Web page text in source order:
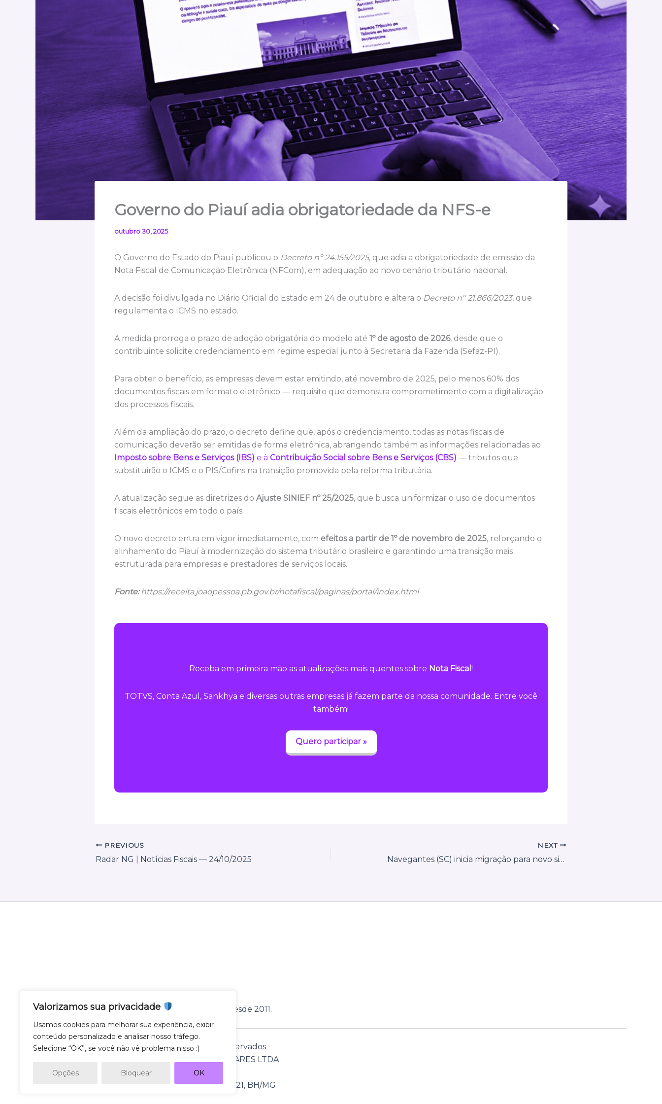
Valorizamos sua privacidade
Usamos cookies para melhorar sua experiência, exibir
conteúdo personalizado e analisar nosso tráfego.
Selecione “OK”, se você não vê problema nisso :)
Opções Bloquear OK
Governo do Piauí adia obrigatoriedade da NFS-e
outubro 30, 2025
O Governo do Estado do Piauí publicou o Decreto nº 24.155/2025, que adia a obrigatoriedade de emissão da
Nota Fiscal de Comunicação Eletrônica (NFCom), em adequação ao novo cenário tributário nacional.
A decisão foi divulgada no Diário Oficial do Estado em 24 de outubro e altera o Decreto nº 21.866/2023, que
regulamenta o ICMS no estado.
A medida prorroga o prazo de adoção obrigatória do modelo até 1º de agosto de 2026, desde que o
contribuinte solicite credenciamento em regime especial junto à Secretaria da Fazenda (Sefaz-PI).
Para obter o benefício, as empresas devem estar emitindo, até novembro de 2025, pelo menos 60% dos
documentos fiscais em formato eletrônico — requisito que demonstra comprometimento com a digitalização
dos processos fiscais.
Além da ampliação do prazo, o decreto define que, após o credenciamento, todas as notas fiscais de
comunicação deverão ser emitidas de forma eletrônica, abrangendo também as informações relacionadas ao
Imposto sobre Bens e Serviços (IBS) e à Contribuição Social sobre Bens e Serviços (CBS) — tributos que
substituirão o ICMS e o PIS/Cofins na transição promovida pela reforma tributária.
A atualização segue as diretrizes do Ajuste SINIEF nº 25/2025, que busca uniformizar o uso de documentos
fiscais eletrônicos em todo o país.
O novo decreto entra em vigor imediatamente, com efeitos a partir de 1º de novembro de 2025, reforçando o
alinhamento do Piauí à modernização do sistema tributário brasileiro e garantindo uma transição mais
estruturada para empresas e prestadores de serviços locais.
Fonte:https://receita.joaopessoa.pb.gov.br/notafiscal/paginas/portal/index.html
Receba em primeira mão as atualizações mais quentes sobre Nota Fiscal !
TOTVS, Conta Azul, Sankhya e diversas outras empresas já fazem parte da nossa comunidade. Entre você
também!
Quero participar »
PREVIOUS
Radar NG | Notícias Fiscais — 24/10/2025
NEXT
Navegantes (SC) inicia migração para novo sistema integrado de gestão pública
Nota Gateway - Feito com em Belo Horizonte, desde 2011.
Nota Gateway — 2011 - 2025 © Todos os direitos reservados
NOTA GATEWAY DESENVOLVIMENTO DE SOFTWARES LTDA
CNPJ 57.743.975/0001-27
AV. GETULIO VARGAS 671 - SL500, SAVASSI, 30112-021, BH/MG